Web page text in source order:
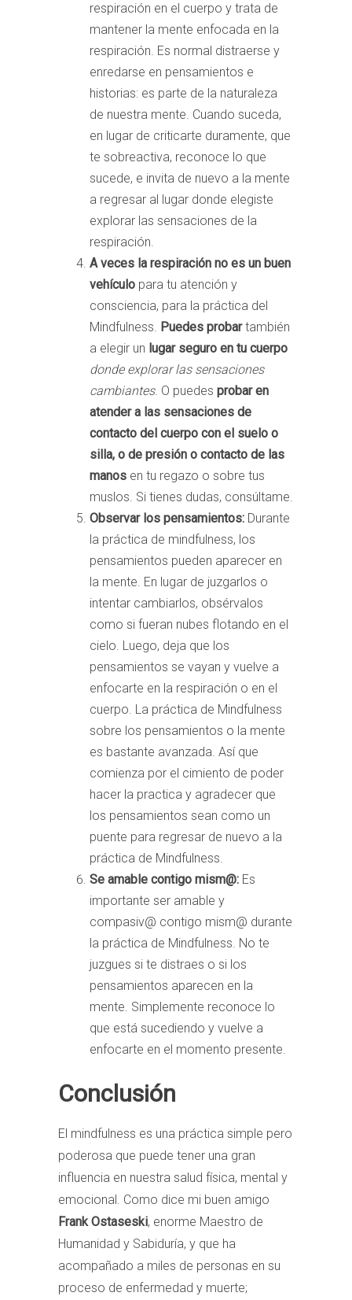
respiración en el cuerpo y trata de
mantener la mente enfocada en la
respiración. Es normal distraerse y
enredarse en pensamientos e
historias: es parte de la naturaleza
de nuestra mente. Cuando suceda,
en lugar de criticarte duramente, que
te sobreactiva, reconoce lo que
sucede, e invita de nuevo a la mente
a regresar al lugar donde elegiste
explorar las sensaciones de la
respiración.
A veces la respiración no es un buen
vehículo para tu atención y
consciencia, para la práctica del
Mindfulness. Puedes probartambién
a elegir un lugar seguro en tu cuerpo
donde explorar las sensaciones
cambiantes. O puedes probar en
atender a las sensaciones de
contacto del cuerpo con el suelo o
silla, o de presión o contacto de las
manos en tu regazo o sobre tus
muslos. Si tienes dudas, consúltame.
Observar los pensamientos: Durante
la práctica de mindfulness, los
pensamientos pueden aparecer en
la mente. En lugar de juzgarlos o
intentar cambiarlos, obsérvalos
como si fueran nubes flotando en el
cielo. Luego, deja que los
pensamientos se vayan y vuelve a
enfocarte en la respiración o en el
cuerpo. La práctica de Mindfulness
sobre los pensamientos o la mente
es bastante avanzada. Así que
comienza por el cimiento de poder
hacer la practica y agradecer que
los pensamientos sean como un
puente para regresar de nuevo a la
práctica de Mindfulness.
Se amable contigo mism@: Es
importante ser amable y
compasiv@ contigo mism@ durante
la práctica de Mindfulness. No te
juzgues si te distraes o si los
pensamientos aparecen en la
mente. Simplemente reconoce lo
que está sucediendo y vuelve a
enfocarte en el momento presente.
Conclusión
El mindfulness es una práctica simple pero
poderosa que puede tener una gran
influencia en nuestra salud física, mental y
emocional. Como dice mi buen amigo
Frank Ostaseski, enorme Maestro de
Humanidad y Sabiduría, y que ha
acompañado a miles de personas en su
proceso de enfermedad y muerte;